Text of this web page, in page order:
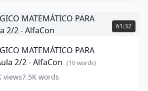
61:32
MATEMÁTICO PARA
2/2 - AlfaCon (10words)
views7.5K words